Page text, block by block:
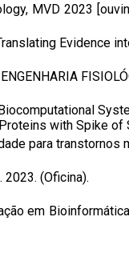
MVD 2023
Evidence
with Spike of
para transtornos
(Oficina).
em